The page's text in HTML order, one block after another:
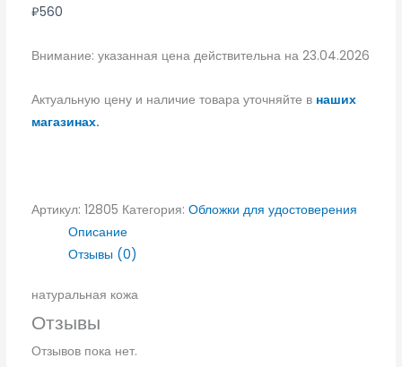
₽560
Внимание: указанная цена действительна на 23.04.2026
Актуальную цену и наличие товара уточняйте в наших
магазинах.
Артикул: 12805 Категория: Обложки для удостоверения
Описание
Отзывы (0)
натуральная кожа
Отзывы
Отзывов пока нет.